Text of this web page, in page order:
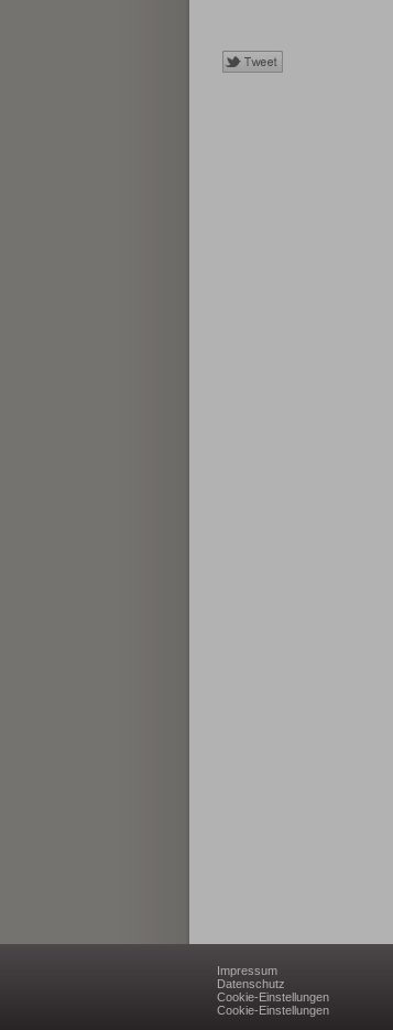
Impressum
Datenschutz
Cookie-Einstellungen
Cookie-Einstellungen